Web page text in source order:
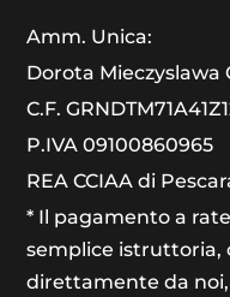
Amm. Unica:
Dorota Mieczyslawa
C.F.
P.IVA 09100860965
REA CCIAA di
* Il pagamento a
semplice istruttoria,
direttamente da